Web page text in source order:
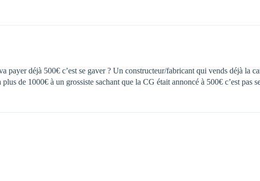
déjà 500€ c’est se gaver ? Un constructeur/fabricant qui vends déjà la
de 1000€ à un grossiste sachant que la CG était annoncé à 500€ c’est pas